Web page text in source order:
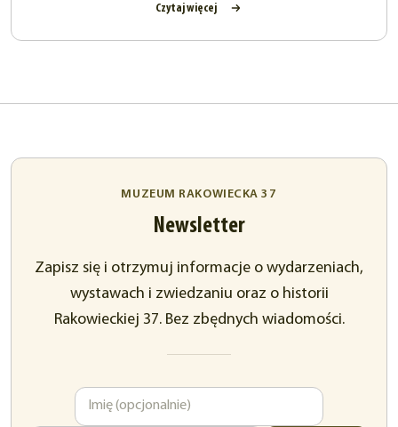
Czytaj więcej
MUZEUM RAKOWIECKA 37
Newsletter
Zapisz się i otrzymuj informacje o wydarzeniach,
wystawach i zwiedzaniu oraz o historii
Rakowieckiej 37. Bez zbędnych wiadomości.